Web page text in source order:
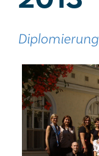
Diplomierung